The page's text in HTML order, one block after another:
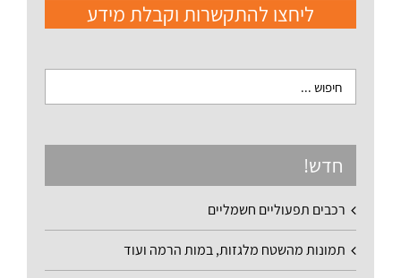
ליחצו להתקשרות וקבלת מידע
חדש!
רכבים תפעוליים חשמליים
תמונות מהשטח מלגזות, במות הרמה ועוד